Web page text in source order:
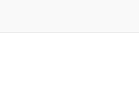
contenido